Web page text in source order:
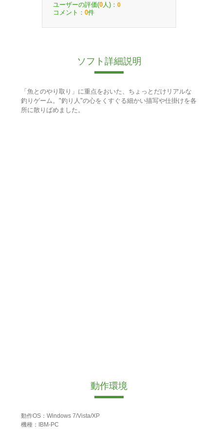
ユーザーの評価(0 人)： 0
コメント： 0件
ソフト詳細説明
「魚とのやり取り」に重点をおいた、ちょっとだけリアルな
釣りゲーム。"釣り人"の心をくすぐる細かい描写や仕掛けを各
所に散りばめました。
動作環境
動作OS：Windows 7/Vista/XP
機種：IBM-PC